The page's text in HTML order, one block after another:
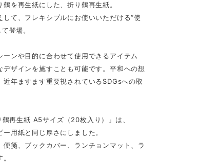
を再生紙にした、折り鶴再生紙。
て、フレキシブルにお使いいただける“使
登場。
ンや目的に合わせて使用できるアイテム
ザインを施すことも可能です。平和への想
年ますます重要視されているSDGsへの取
再生紙 A5サイズ（20枚入り）」は、
用紙と同じ厚さにしました。
箋、ブックカバー、ランチョンマット、ラ